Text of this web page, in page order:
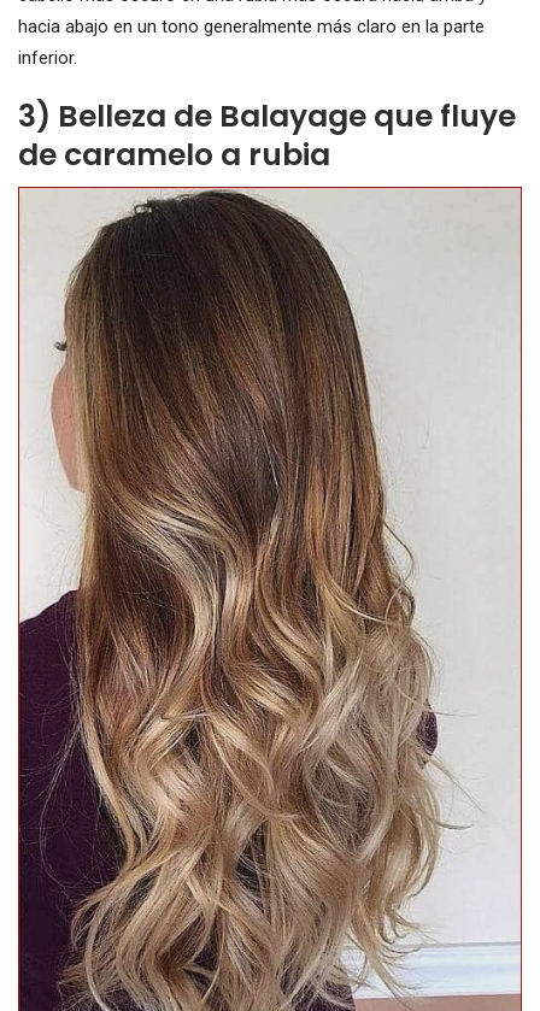
hacia abajo en un tono generalmente más claro en la parte
inferior.
3) Belleza de Balayage que fluye
de caramelo a rubia